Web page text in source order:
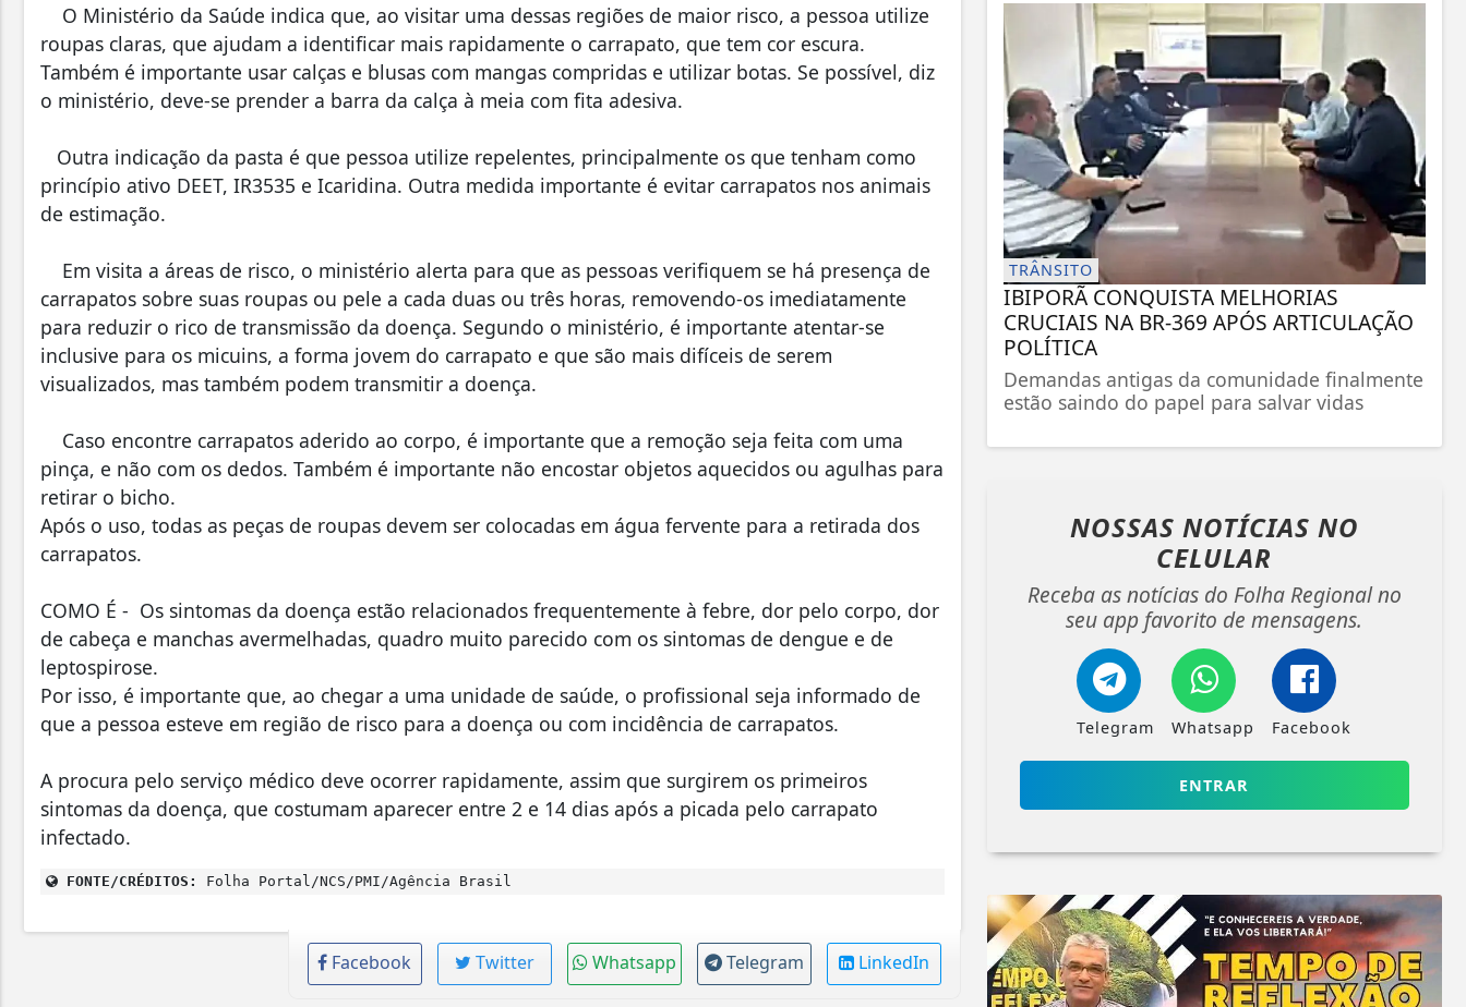
O Ministério da Saúde indica que, ao visitar uma dessas regiões de maior risco, a pessoa utilize
roupas claras, que ajudam a identificar mais rapidamente o carrapato, que tem cor escura.
Também é importante usar calças e blusas com mangas compridas e utilizar botas. Se possível, diz
o ministério, deve-se prender a barra da calça à meia com fita adesiva.
Outra indicação da pasta é que pessoa utilize repelentes, principalmente os que tenham como
princípio ativo DEET, IR3535 e Icaridina. Outra medida importante é evitar carrapatos nos animais
de estimação.
Em visita a áreas de risco, o ministério alerta para que as pessoas verifiquem se há presença de
carrapatos sobre suas roupas ou pele a cada duas ou três horas, removendo-os imediatamente
para reduzir o rico de transmissão da doença. Segundo o ministério, é importante atentar-se
inclusive para os micuins, a forma jovem do carrapato e que são mais difíceis de serem
visualizados, mas também podem transmitir a doença.
Caso encontre carrapatos aderido ao corpo, é importante que a remoção seja feita com uma
pinça, e não com os dedos. Também é importante não encostar objetos aquecidos ou agulhas para
retirar o bicho.
Após o uso, todas as peças de roupas devem ser colocadas em água fervente para a retirada dos
carrapatos.
COMO É - Os sintomas da doença estão relacionados frequentemente à febre, dor pelo corpo, dor
de cabeça e manchas avermelhadas, quadro muito parecido com os sintomas de dengue e de
leptospirose.
Por isso, é importante que, ao chegar a uma unidade de saúde, o profissional seja informado de
que a pessoa esteve em região de risco para a doença ou com incidência de carrapatos.
A procura pelo serviço médico deve ocorrer rapidamente, assim que surgirem os primeiros
sintomas da doença, que costumam aparecer entre 2 e 14 dias após a picada pelo carrapato
infectado.
FONTE/CRÉDITOS: Folha Portal/NCS/PMI/Agência Brasil
Facebook Twitter Whatsapp Telegram LinkedIn
TRÂNSITO
IBIPORÃ CONQUISTA MELHORIAS
CRUCIAIS NA BR-369 APÓS ARTICULAÇÃO
POLÍTICA
Demandas antigas da comunidade finalmente
estão saindo do papel para salvar vidas
NOSSAS NOTÍCIAS NO
CELULAR
Receba as notícias do Folha Regional no
seu app favorito de mensagens.
Telegram Whatsapp Facebook
ENTRAR